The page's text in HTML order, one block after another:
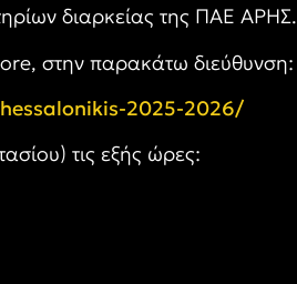
διαρκείας της ΠΑΕ ΑΡΗΣ.
στην παρακάτω διεύθυνση:
2025-2026/
τις εξής ώρες: